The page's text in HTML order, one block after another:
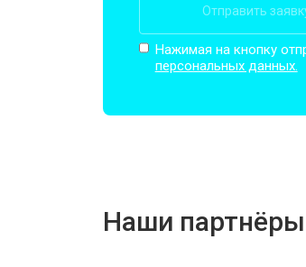
Замена микрофона
Замена северного
Отправить
Нажимая на кнопку
персональных данных.
Наши партнёры